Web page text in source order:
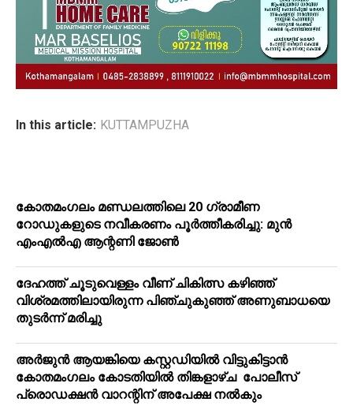
In this article: KUTTAMPUZHA
കോതമംഗലം മണ്ഡലത്തിലെ 20 ഗ്രാമീണ
റോഡുകളുടെ നവീകരണം പൂര്‍ത്തീകരിച്ചു: മുന്‍
എംഎല്‍എ ആന്റണി ജോണ്‍
ദേഹത്ത് ചൂടുവെള്ളം വീണ് ചികിത്സ കഴിഞ്ഞ്
വിശ്രമത്തിലായിരുന്ന പിഞ്ചുകുഞ്ഞ് അണുബാധയെ
തുടര്‍ന്ന് മരിച്ചു
അര്‍ജുന്‍ ആയങ്കിയെ കസ്റ്റഡിയില്‍ വിട്ടുകിട്ടാന്‍
കോതമംഗലം കോടതിയില്‍ തിങ്കളാഴ്ച പോലീസ്
പ്രൊഡക്ഷന്‍ വാറന്റിന് അപേക്ഷ നല്‍കും